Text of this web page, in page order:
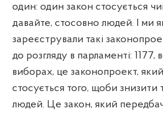
один: один закон стосується
давайте, стосовно людей. І ми
зареєстрували такі
до розгляду в парламенті: 1177,
виборах, це законопроект,
стосується того, щоби знизити
людей. Це закон, який